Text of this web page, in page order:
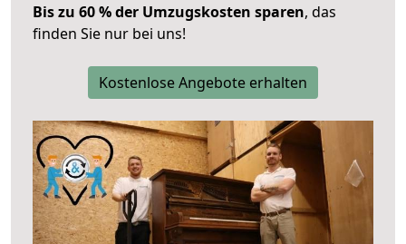
Bis zu 60 % der Umzugskosten sparen, das
finden Sie nur bei uns!
Kostenlose Angebote erhalten